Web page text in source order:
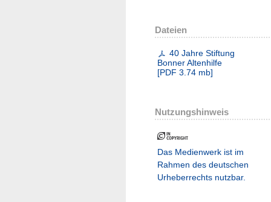
Dateien
40 Jahre Stiftung
Bonner Altenhilfe
[PDF 3.74 mb]
Nutzungshinweis
Das Medienwerk ist im
Rahmen des deutschen
Urheberrechts nutzbar.